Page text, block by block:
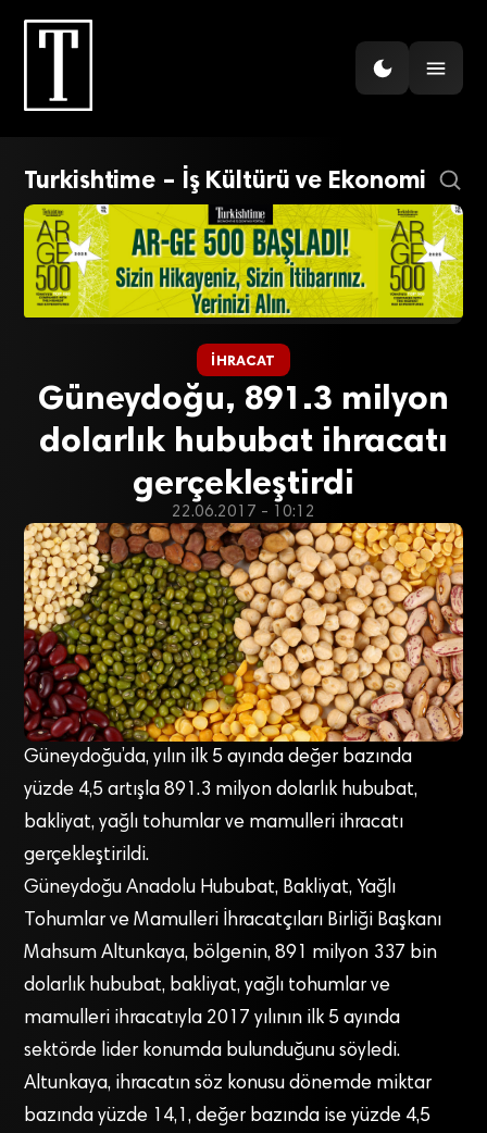
Turkishtime – İş Kültürü ve Ekonomi
İHRACAT
Güneydoğu, 891.3 milyon
dolarlık hububat ihracatı
gerçekleştirdi
22.06.2017 - 10:12
Güneydoğu’da, yılın ilk 5 ayında değer bazında
yüzde 4,5 artışla 891.3 milyon dolarlık hububat,
bakliyat, yağlı tohumlar ve mamulleri ihracatı
gerçekleştirildi.
Güneydoğu Anadolu Hububat, Bakliyat, Yağlı
Tohumlar ve Mamulleri İhracatçıları Birliği Başkanı
Mahsum Altunkaya, bölgenin, 891 milyon 337 bin
dolarlık hububat, bakliyat, yağlı tohumlar ve
mamulleri ihracatıyla 2017 yılının ilk 5 ayında
sektörde lider konumda bulunduğunu söyledi.
Altunkaya, ihracatın söz konusu dönemde miktar
bazında yüzde 14,1, değer bazında ise yüzde 4,5